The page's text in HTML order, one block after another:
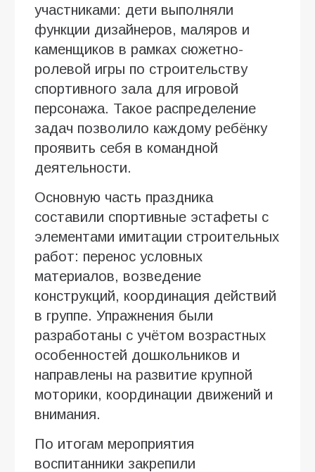
участниками: дети выполняли
функции дизайнеров, маляров и
каменщиков в рамках сюжетно-
ролевой игры по строительству
спортивного зала для игровой
персонажа. Такое распределение
задач позволило каждому ребёнку
проявить себя в командной
деятельности.
Основную часть праздника
составили спортивные эстафеты с
элементами имитации строительных
работ: перенос условных
материалов, возведение
конструкций, координация действий
в группе. Упражнения были
разработаны с учётом возрастных
особенностей дошкольников и
направлены на развитие крупной
моторики, координации движений и
внимания.
По итогам мероприятия
воспитанники закрепили